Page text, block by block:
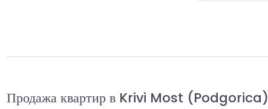
Продажа квартир в Krivi Most (Podgorica)